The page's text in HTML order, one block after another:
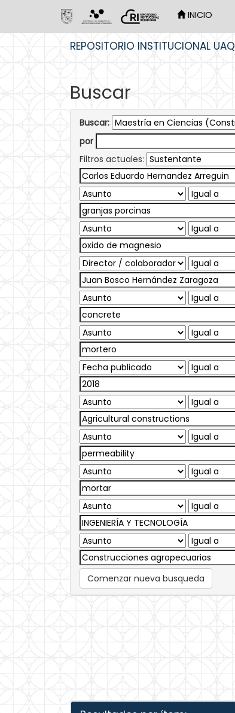
INICIO
REPOSITORIO INSTITUCIONAL UAQ
Buscar
Buscar:
por
Filtros actuales:
Comenzar nueva busqueda